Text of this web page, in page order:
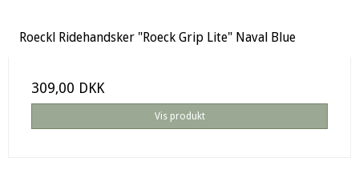
Roeckl Ridehandsker "Roeck Grip Lite" Naval Blue
309,00 DKK
Vis produkt